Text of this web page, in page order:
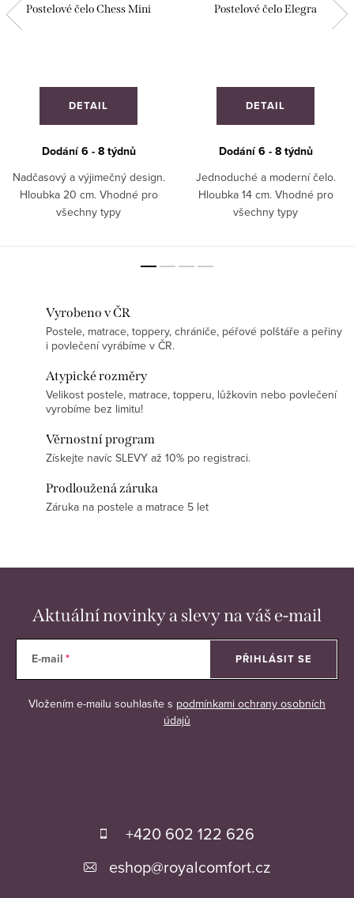
Postelové čelo Chess Mini
DETAIL
Dodání 6 - 8 týdnů
Nadčasový a výjimečný design.
Hloubka 20 cm. Vhodné pro
všechny typy
Postelové čelo Elegra
DETAIL
Dodání 6 - 8 týdnů
Jednoduché a moderní čelo.
Hloubka 14 cm. Vhodné pro
všechny typy
Vyrobeno v ČR
Postele, matrace, toppery, chrániče, péřové polštáře a peřiny
i povlečení vyrábíme v ČR.
Atypické rozměry
Velikost postele, matrace, topperu, lůžkovin nebo povlečení
vyrobíme bez limitu!
Věrnostní program
Získejte navíc SLEVY až 10% po registraci.
Prodloužená záruka
Záruka na postele a matrace 5 let
Aktuální novinky a slevy na váš e-mail
E-mail
Vložením e-mailu souhlasíte s podmínkami ochrany osobních
údajů
PŘIHLÁSIT SE
+420 602 122 626
eshop@royalcomfort.cz